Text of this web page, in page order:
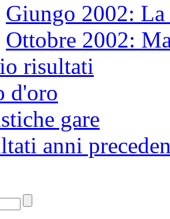
Giungo 2002: La
Ottobre 2002:
risultati
d'oro
gare
anni